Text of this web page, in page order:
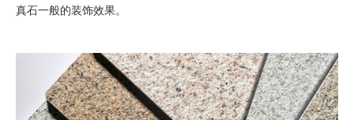
真石一般的装饰效果。